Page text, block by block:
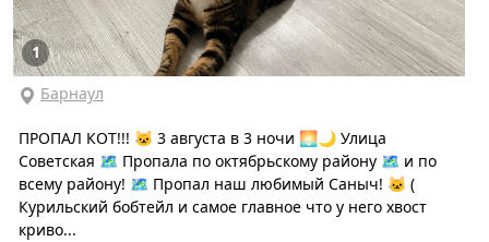
1
Барнаул
ПРОПАЛ КОТ!!! 🐱 3 августа в 3 ночи 🌅🌙 Улица
Советская 🗺️ Пропала по октябрьскому району 🗺️ и по
всему району! 🗺️ Пропал наш любимый Саныч! 🐱 (
Курильский бобтейл и самое главное что у него хвост
криво...